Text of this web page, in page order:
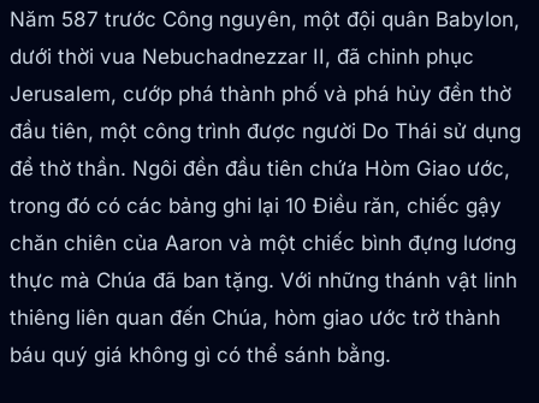
Năm 587 trước Công nguyên, một đội quân Babylon,
dưới thời vua Nebuchadnezzar II, đã chinh phục
Jerusalem, cướp phá thành phố và phá hủy đền thờ
đầu tiên, một công trình được người Do Thái sử dụng
để thờ thần. Ngôi đền đầu tiên chứa Hòm Giao ước,
trong đó có các bảng ghi lại 10 Điều răn, chiếc gậy
chăn chiên của Aaron và một chiếc bình đựng lương
thực mà Chúa đã ban tặng. Với những thánh vật linh
thiêng liên quan đến Chúa, hòm giao ước trở thành
báu quý giá không gì có thể sánh bằng.